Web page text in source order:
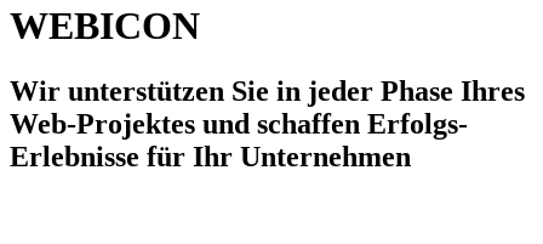
WEBICON
Wir unterstützen Sie in jeder Phase Ihres
Web-Projektes und schaffen Erfolgs-
Erlebnisse für Ihr Unternehmen